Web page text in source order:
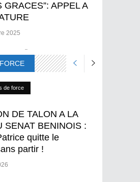
GRACES”: APPEL A
2025
de force
DE TALON A LA
SENAT BENINOIS :
quitte le
partir !